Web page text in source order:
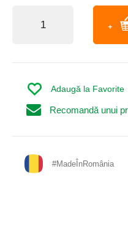
Recomandă unui
Adaugă la Favorite
#MadeÎnRomânia